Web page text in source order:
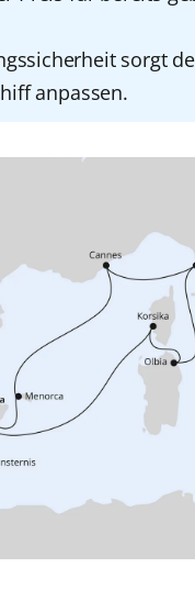
sorgt
anpassen.